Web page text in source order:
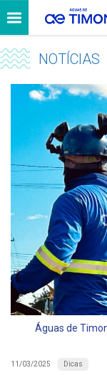
NOTÍCIAS
Águas de
11/03/2025 Dicas